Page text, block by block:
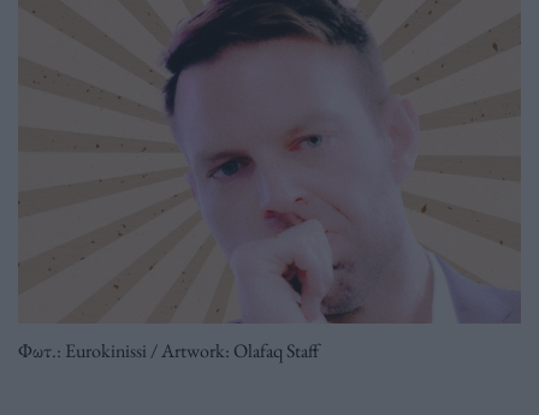
Φωτ.: Eurokinissi / Artwork: Olafaq Staff